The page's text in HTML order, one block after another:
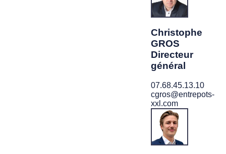
Christophe
GROS
Directeur
général
07.68.45.13.10
cgros@entrepots-
xxl.com